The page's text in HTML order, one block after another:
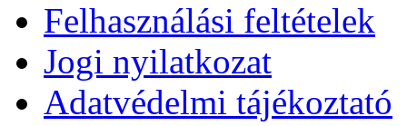
Felhasználási feltételek
Jogi nyilatkozat
Adatvédelmi tájékoztató